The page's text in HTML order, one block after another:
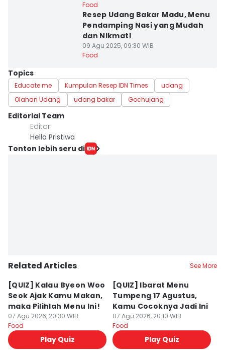
Food
Resep Udang Bakar Madu, Menu
Pendamping Nasi yang Mudah
dan Nikmat!
09 Agu 2025, 09:30 WIB
Food
Topics
Educate me Kumpulan Resep IDN Times
udang
Olahan Udang
udang bakar Gochujang
Editorial Team
Editor
Hella Pristiwa
Tonton lebih seru di
Related Articles See More
[QUIZ] Kalau Byeon Woo
Seok Ajak Kamu Makan,
maka Pilihlah Menu Ini!
07 Agu 2026, 20:30 WIB
Food
Play Quiz
[QUIZ] Ibarat Menu
Tumpeng 17 Agustus,
Kamu Cocoknya Jadi Ini
07 Agu 2026, 20:10 WIB
Food
Play Quiz